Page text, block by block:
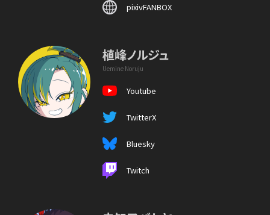
pixivFANBOX
植峰ノルジュ
Uemine Noruju
Youtube
TwitterX
Bluesky
Twitch